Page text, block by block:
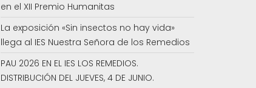
en el XII Premio Humanitas
La exposición «Sin insectos no hay vida»
llega al IES Nuestra Señora de los Remedios
PAU 2026 EN EL IES LOS REMEDIOS.
DISTRIBUCIÓN DEL JUEVES, 4 DE JUNIO.